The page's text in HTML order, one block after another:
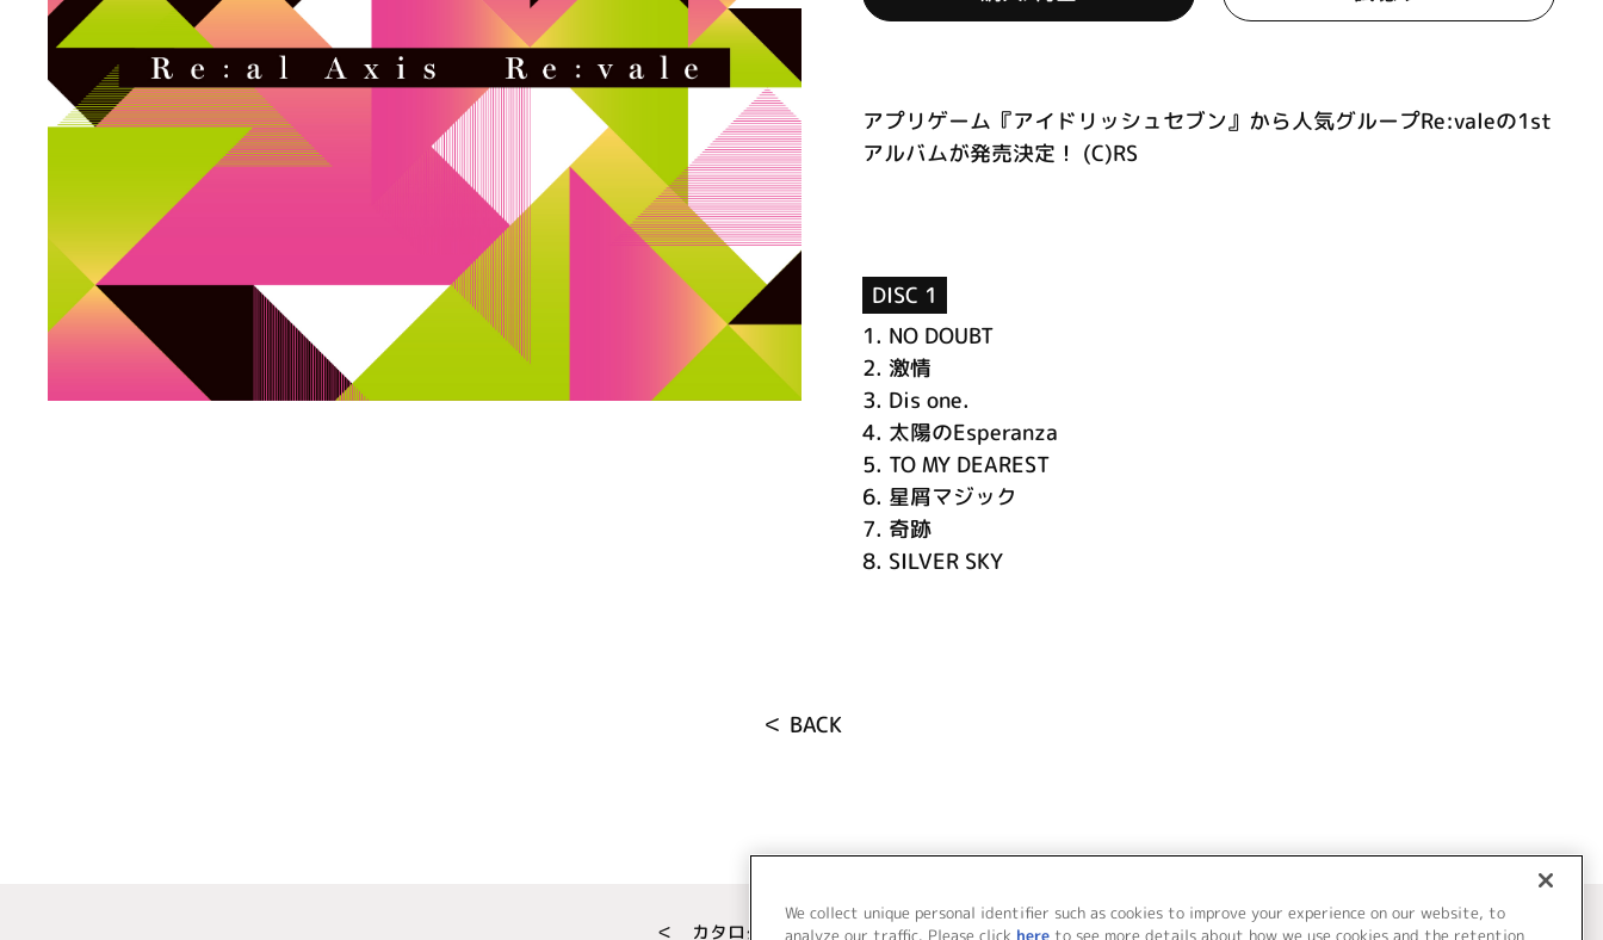
アプリゲーム『アイドリッシュセブン』から人気グループRe:valeの1st
アルバムが発売決定！ (C)RS
DISC 1
1. NO DOUBT
2. 激情
3. Dis one.
4. 太陽のEsperanza
5. TO MY DEAREST
6. 星屑マジック
7. 奇跡
8. SILVER SKY
＜ BACK
＜ カタログサイト トップページへ
We collect unique personal identifier such as cookies to improve your experience on our website, to
analyze our traffic. Please click here to see more details about how we use cookies and the retention